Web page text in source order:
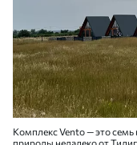
Комплекс Vento — это
природы недалеко от